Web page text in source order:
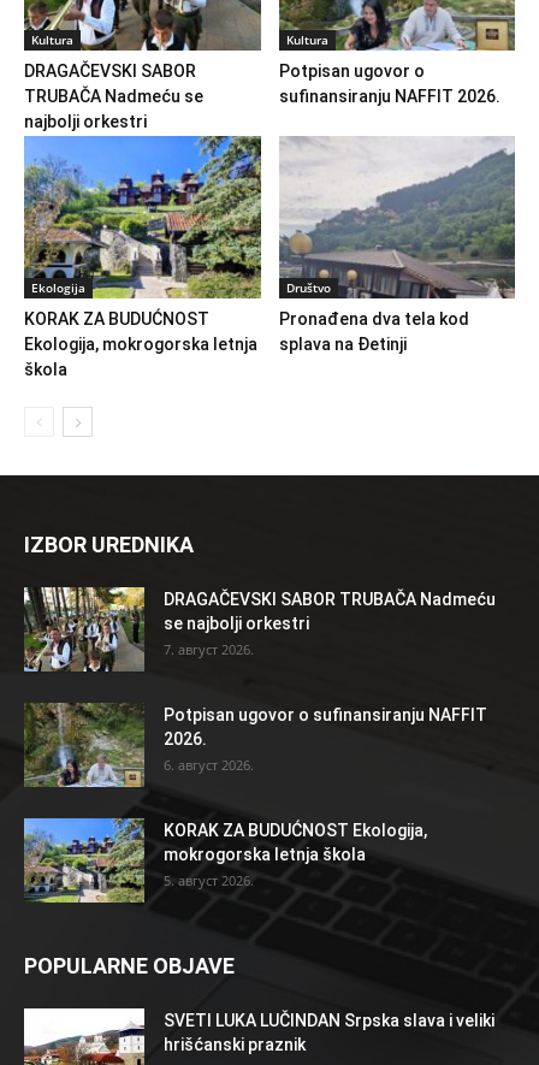
Kultura
DRAGAČEVSKI SABOR
TRUBAČA Nadmeću se
najbolji orkestri
Kultura
Potpisan ugovor o
sufinansiranju NAFFIT 2026.
Ekologija
KORAK ZA BUDUĆNOST
Ekologija, mokrogorska letnja
škola
Društvo
Pronađena dva tela kod
splava na Đetinji
IZBOR UREDNIKA
DRAGAČEVSKI SABOR TRUBAČA Nadmeću
se najbolji orkestri
7. август 2026.
Potpisan ugovor o sufinansiranju NAFFIT
2026.
6. август 2026.
KORAK ZA BUDUĆNOST Ekologija,
mokrogorska letnja škola
5. август 2026.
POPULARNE OBJAVE
SVETI LUKA LUČINDAN Srpska slava i veliki
hrišćanski praznik